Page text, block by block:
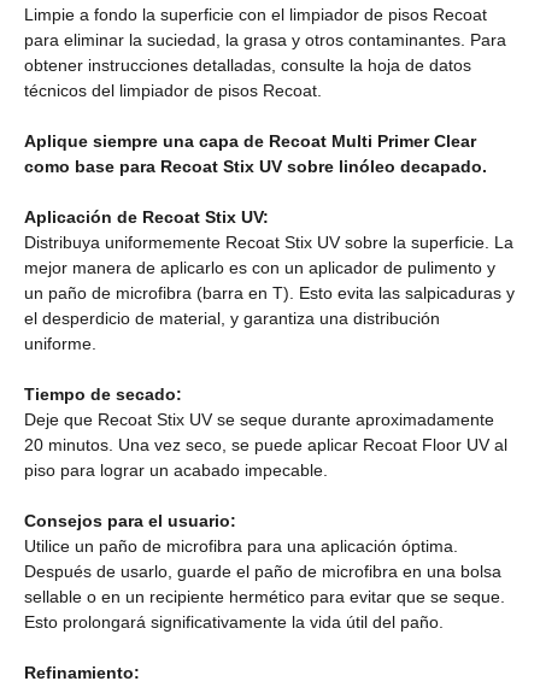
Limpie a fondo la superficie con el limpiador de pisos Recoat
para eliminar la suciedad, la grasa y otros contaminantes. Para
obtener instrucciones detalladas, consulte la hoja de datos
técnicos del limpiador de pisos Recoat.
Aplique siempre una capa de Recoat Multi Primer Clear
como base para Recoat Stix UV sobre linóleo decapado.
Aplicación de Recoat Stix UV:
Distribuya uniformemente Recoat Stix UV sobre la superficie. La
mejor manera de aplicarlo es con un aplicador de pulimento y
un paño de microfibra (barra en T). Esto evita las salpicaduras y
el desperdicio de material, y garantiza una distribución
uniforme.
Tiempo de secado:
Deje que Recoat Stix UV se seque durante aproximadamente
20 minutos. Una vez seco, se puede aplicar Recoat Floor UV al
piso para lograr un acabado impecable.
Consejos para el usuario:
Utilice un paño de microfibra para una aplicación óptima.
Después de usarlo, guarde el paño de microfibra en una bolsa
sellable o en un recipiente hermético para evitar que se seque.
Esto prolongará significativamente la vida útil del paño.
Refinamiento: